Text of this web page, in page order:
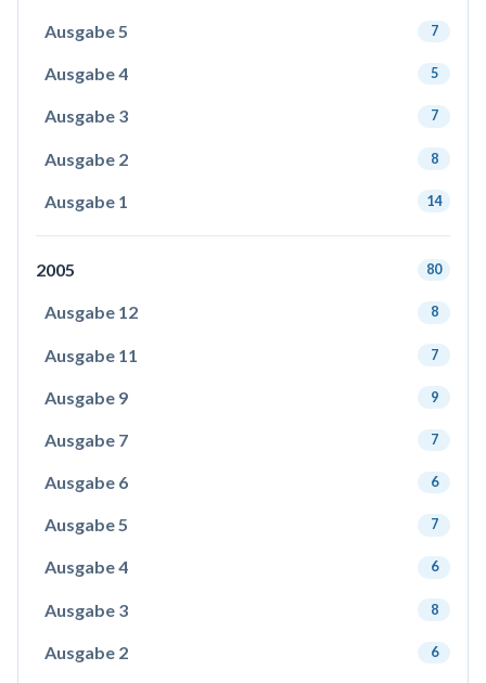
Ausgabe 5 7
Ausgabe 4 5
Ausgabe 3 7
Ausgabe 2 8
Ausgabe 1 14
2005 80
Ausgabe 12 8
Ausgabe 11 7
Ausgabe 9 9
Ausgabe 7 7
Ausgabe 6 6
Ausgabe 5 7
Ausgabe 4 6
Ausgabe 3 8
Ausgabe 2 6